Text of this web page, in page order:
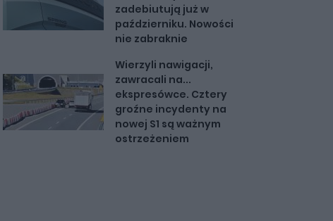
zadebiutują już w
październiku. Nowości
nie zabraknie
Wierzyli nawigacji,
zawracali na...
ekspresówce. Cztery
groźne incydenty na
nowej S1 są ważnym
ostrzeżeniem